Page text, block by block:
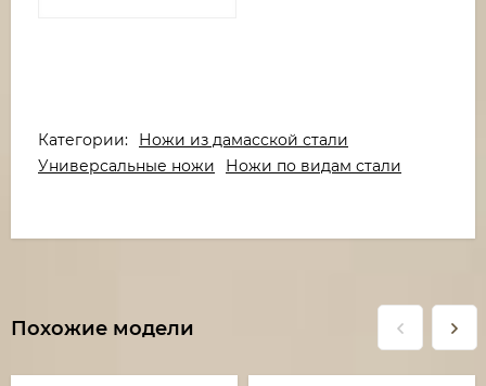
Категории:
Ножи из дамасской стали
Универсальные ножи
Ножи по видам стали
Похожие модели